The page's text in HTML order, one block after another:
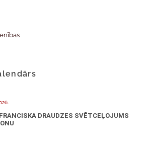
DRAUDZES SVĒTCEĻOJUMS